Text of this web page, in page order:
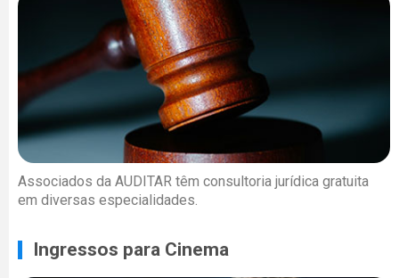
Associados da AUDITAR têm consultoria jurídica gratuita
em diversas especialidades.
Ingressos para Cinema